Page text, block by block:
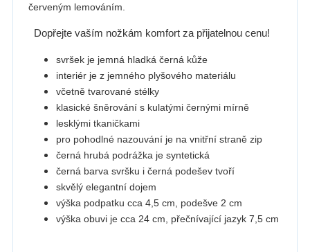
červeným lemováním.
Dopřejte vaším nožkám komfort za přijatelnou cenu!
svršek je jemná hladká černá kůže
interiér je z jemného plyšového materiálu
včetně tvarované stélky
klasické šněrování s kulatými černými mírně
lesklými tkaničkami
pro pohodlné nazouvání je na vnitřní straně zip
černá hrubá podrážka je syntetická
černá barva svršku i černá podešev tvoří
skvělý elegantní dojem
výška podpatku cca 4,5 cm, podešve 2 cm
výška obuvi je cca 24 cm, přečnívající jazyk 7,5 cm